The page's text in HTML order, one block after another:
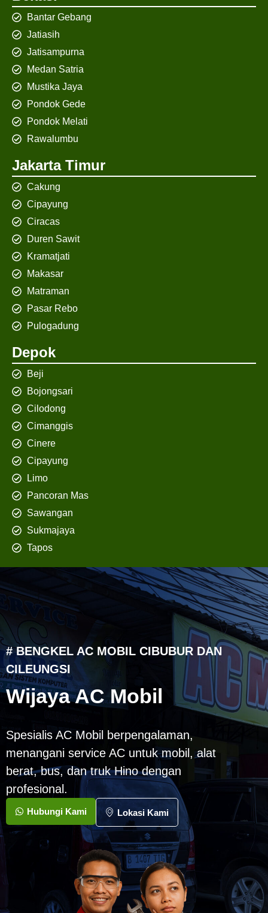
Bantar Gebang
Jatiasih
Jatisampurna
Medan Satria
Mustika Jaya
Pondok Gede
Pondok Melati
Rawalumbu
Jakarta Timur
Cakung
Cipayung
Ciracas
Duren Sawit
Kramatjati
Makasar
Matraman
Pasar Rebo
Pulogadung
Depok
Beji
Bojongsari
Cilodong
Cimanggis
Cinere
Cipayung
Limo
Pancoran Mas
Sawangan
Sukmajaya
Tapos
# BENGKEL AC MOBIL CIBUBUR DAN
CILEUNGSI
Wijaya AC Mobil
Spesialis AC Mobil berpengalaman,
menangani service AC untuk mobil, alat
berat, bus, dan truk Hino dengan
profesional.
Hubungi Kami Lokasi Kami